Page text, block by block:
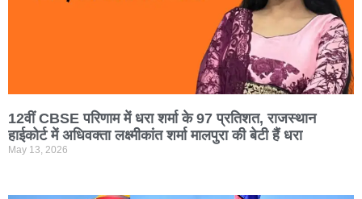
12वीं CBSE परिणाम में धरा शर्मा के 97 प्रतिशत, राजस्थान
हाईकोर्ट में अधिवक्ता लक्ष्मीकांत शर्मा मालपुरा की बेटी हैं धरा
May 13, 2026